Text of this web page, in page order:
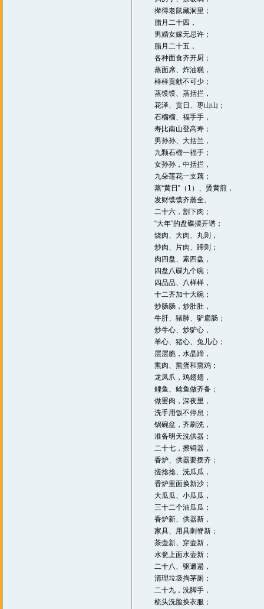
撵得老鼠藏洞里；
腊月二十四，
男婚女嫁无忌许；
腊月二十五，
各种面食齐开厨；
蒸面席、炸油糕，
样样贡献不可少；
蒸馍馍、蒸括拦，
花泽、贡日、枣山山；
石榴榴、福手手，
寿比南山登高寿；
男孙孙、大括兰，
九颗石榴一福手；
女孙孙，中括拦，
九朵莲花一支藕；
蒸“黄日”（1）、烫黄煎，
发财馍馍齐蒸全。
二十六，割下肉；
“大年”的盘碟摆开谱；
烧肉、大肉、丸则，
炒肉、片肉、蹄则；
肉四盘、素四盘，
四盘八碟九个碗；
四品品、八样样，
十二齐加十大碗；
炒肠肠，炒肚肚，
牛肝、猪肺、驴扁肠；
炒牛心、炒驴心，
羊心、猪心、兔儿心；
层层脆，水晶蹄，
熏肉、熏蛋和熏鸡；
龙凤爪，鸡翅翅，
鲤鱼、鲶鱼做齐备；
做罢肉，深夜里，
洗手用饭不停息；
锅碗盆，齐刷洗，
准备明天洗供器；
二十七，擦铜器，
香炉、供器要摆齐；
搓捻捻、洗瓜瓜，
香炉里面换新沙；
大瓜瓜、小瓜瓜，
三十二个油瓜瓜；
香炉新、供器新，
家具、用具刺脊新；
茶壶新、穿壶新，
水瓮上面水壶新；
二十八、驱邋遢，
清理垃圾掏茅厕；
二十九，洗脚手，
梳头洗脸换衣服；